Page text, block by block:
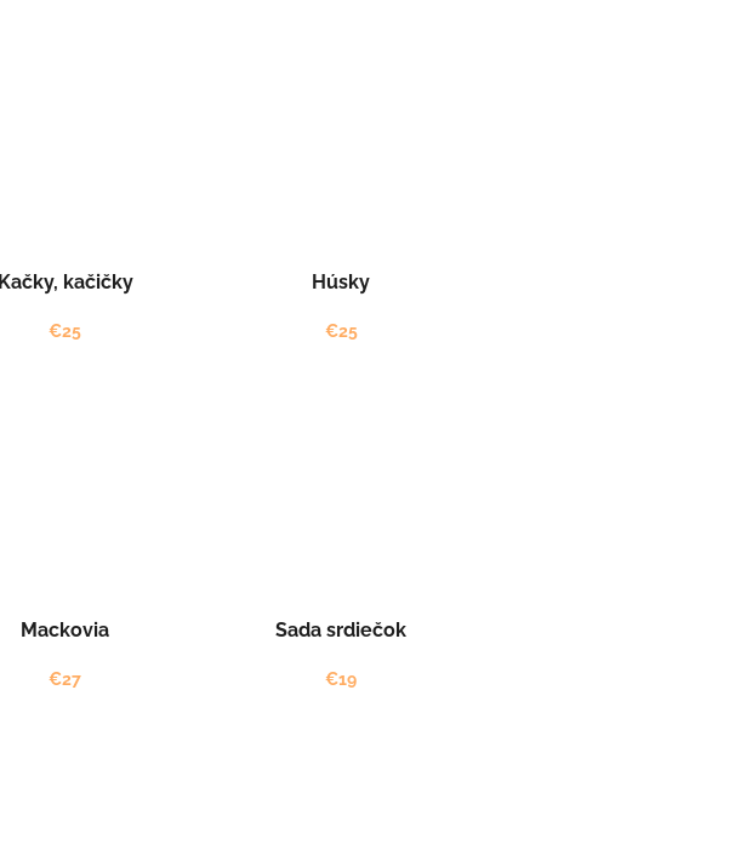
Kačky, kačičky
€25
Húsky
€25
Mackovia
€27
Sada srdiečok
€19